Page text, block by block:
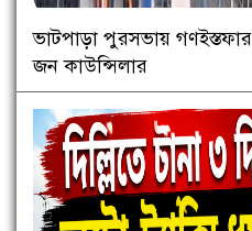
ভাটপাড়া পুরসভায়
জন কাউন্সিলার